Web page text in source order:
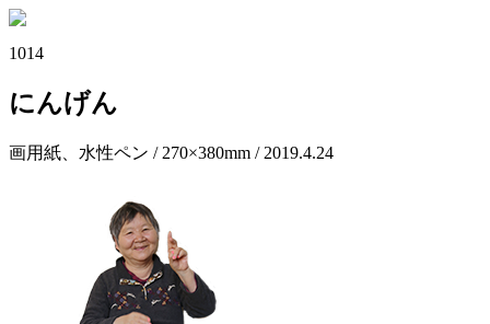
1014
にんげん
画用紙、水性ペン / 270×380mm / 2019.4.24